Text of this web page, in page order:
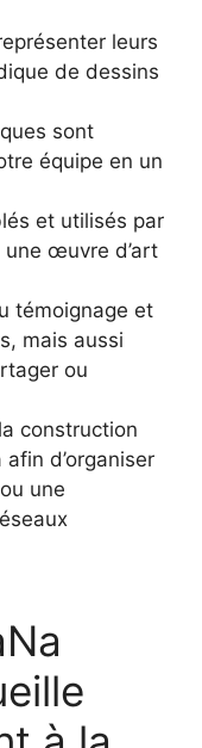
leurs
de dessins
sont
équipe en un
et utilisés par
œuvre d’art
témoignage et
mais aussi
ou
construction
d’organiser
une